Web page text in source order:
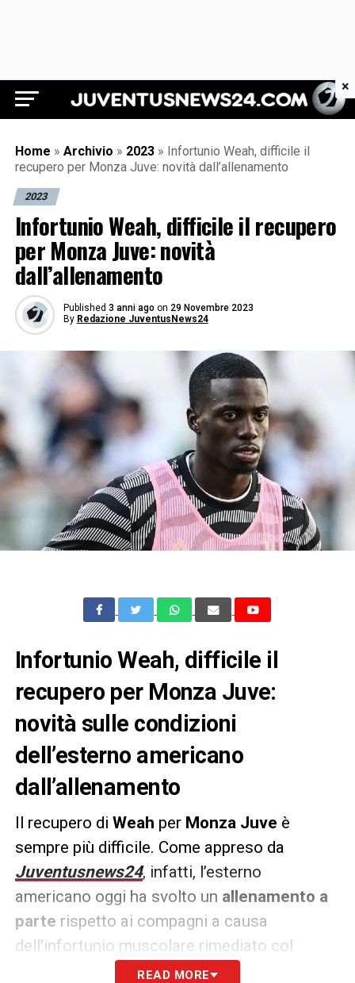
Juventus News 24
Home » Archivio » 2023 » Infortunio Weah, difficile il
recupero per Monza Juve: novità dall’allenamento
2023
Infortunio Weah, difficile il recupero
per Monza Juve: novità
dall’allenamento
Published 3 anni ago on 29 Novembre 2023
By Redazione JuventusNews24
Infortunio Weah, difficile il
recupero per Monza Juve:
novità sulle condizioni
dell’esterno americano
dall’allenamento
Il recupero di Weah per Monza Juve è
sempre più difficile. Come appreso da
Juventusnews24, infatti, l’esterno
americano oggi ha svolto un allenamento a
parte rispetto ai compagni a causa
dell’infortunio muscolare rimediato col
un mese fa (28 ottobre).
READ MORE
×